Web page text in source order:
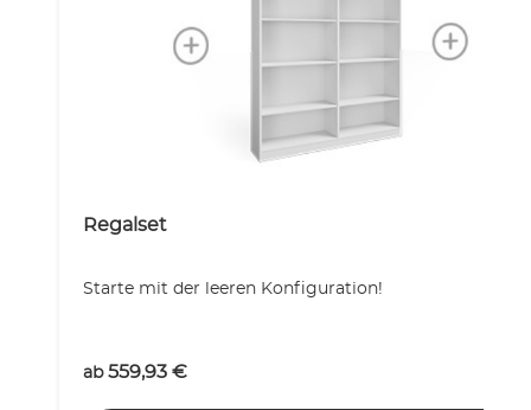
Regalset
Starte mit der leeren Konfiguration!
ab 559,93 €